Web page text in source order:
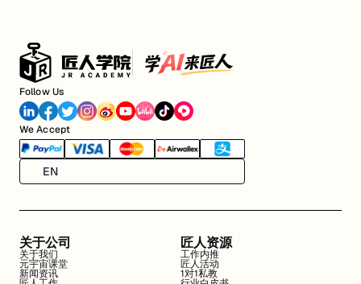
Follow Us
We Accept
EN
关于公司
关于我们
元宇宙课堂
新闻资讯
匠人资源
工作内推
匠人活动
1对1私教